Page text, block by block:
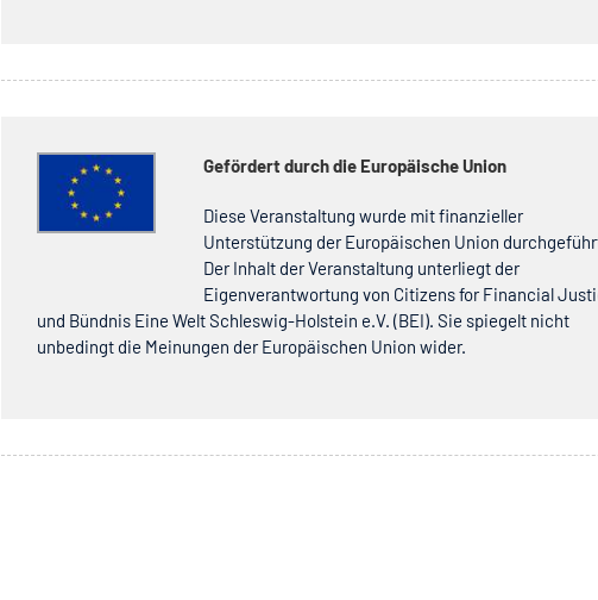
Gefördert durch die Europäische Union
Diese Veranstaltung wurde mit finanzieller
Unterstützung der Europäischen Union
Der Inhalt der Veranstaltung unterliegt der
Eigenverantwortung von Citizens for Financial
und Bündnis Eine Welt Schleswig-Holstein e.V. (BEI). Sie spiegelt nicht
unbedingt die Meinungen der Europäischen Union wider.